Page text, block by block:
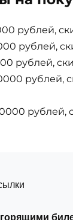
рублей,
рублей,
рублей,
рублей,
рублей,